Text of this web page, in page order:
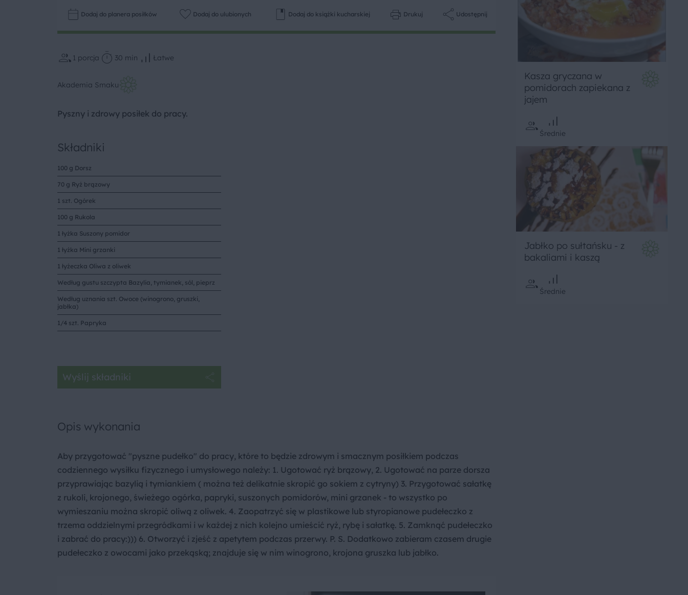
Dodaj do planera posiłków Dodaj do ulubionych Dodaj do książki kucharskiej Drukuj Udostępnij
1 porcja 30 min Łatwe
Akademia Smaku
Pyszny i zdrowy posiłek do pracy.
Składniki
100 g Dorsz
70 g Ryż brązowy
1 szt. Ogórek
100 g Rukola
1 łyżka Suszony pomidor
1 łyżka Mini grzanki
1 łyżeczka Oliwa z oliwek
Według gustu szczypta Bazylia, tymianek, sól, pieprz
Według uznania szt. Owoce (winogrono, gruszki,
jabłka)
1/4 szt. Papryka
Wyślij składniki
Opis wykonania
Aby przygotować "pyszne pudełko" do pracy, które to będzie zdrowym i smacznym posiłkiem podczas
codziennego wysiłku fizycznego i umysłowego należy: 1. Ugotować ryż brązowy, 2. Ugotować na parze dorsza
przyprawiając bazylią i tymiankiem ( można też delikatnie skropić go sokiem z cytryny) 3. Przygotować sałatkę
z rukoli, krojonego, świeżego ogórka, papryki, suszonych pomidorów, mini grzanek - to wszystko po
wymieszaniu można skropić oliwą z oliwek. 4. Zaopatrzyć się w plastikowe lub styropianowe pudełeczko z
trzema oddzielnymi przegródkami i w każdej z nich kolejno umieścić ryż, rybę i sałatkę. 5. Zamknąć pudełeczko
i zabrać do pracy:))) 6. Otworzyć i zjeść z apetytem podczas przerwy. P. S. Dodatkowo zabieram czasem drugie
pudełeczko z owocami jako przekąską; znajduje się w nim winogrono, krojona gruszka lub jabłko.
Kasza gryczana w
pomidorach zapiekana z
jajem
Średnie
Jabłko po sułtańsku - z
bakaliami i kaszą
Średnie